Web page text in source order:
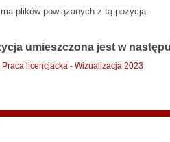
ma plików powiązanych z tą pozycją.
umieszczona jest w
Praca licencjacka - Wizualizacja 2023